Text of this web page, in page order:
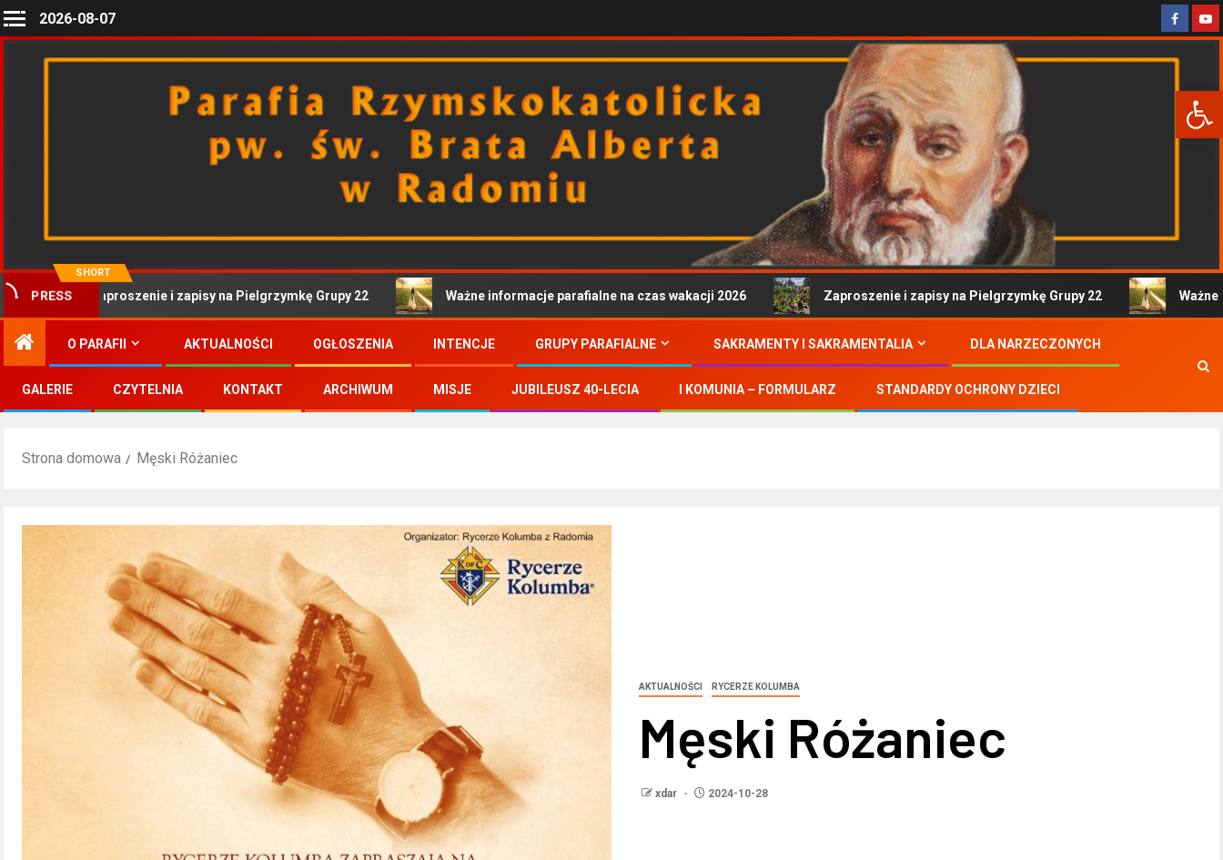
2026-08-07
SHORT
PRESSZaproszenie i zapisy na Pielgrzymkę Grupy 22 Ważne informacje parafialne na czas wakacji 2026 Zaproszenie i zapisy na Pielgrzymkę Grupy 22 Ważne
O PARAFII AKTUALNOŚCI OGŁOSZENIA INTENCJE GRUPY PARAFIALNE SAKRAMENTY I SAKRAMENTALIA DLA NARZECZONYCH
GALERIE CZYTELNIA KONTAKT ARCHIWUM MISJE JUBILEUSZ 40-LECIA I KOMUNIA – FORMULARZ STANDARDY OCHRONY DZIECI
Strona domowa Męski Różaniec
AKTUALNOŚCI RYCERZE KOLUMBA
Męski Różaniec
xdar 2024-10-28